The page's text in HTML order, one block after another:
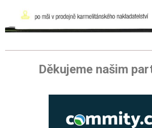
Děkujeme našim